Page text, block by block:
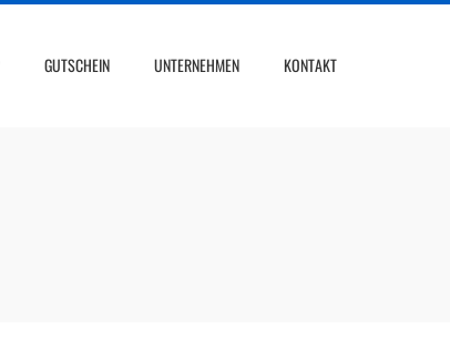
GUTSCHEIN UNTERNEHMEN KONTAKT